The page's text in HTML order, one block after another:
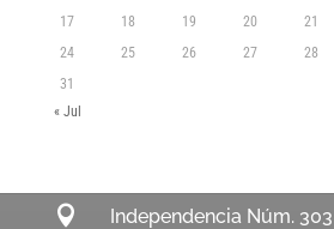
17
18 19 20 21
24
25 26 27 28
31
« Jul

Independencia Núm. 303